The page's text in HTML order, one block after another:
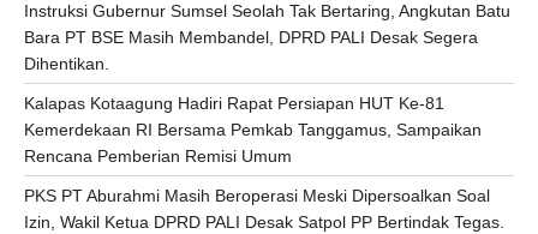
Instruksi Gubernur Sumsel Seolah Tak Bertaring, Angkutan Batu
Bara PT BSE Masih Membandel, DPRD PALI Desak Segera
Dihentikan.
Kalapas Kotaagung Hadiri Rapat Persiapan HUT Ke-81
Kemerdekaan RI Bersama Pemkab Tanggamus, Sampaikan
Rencana Pemberian Remisi Umum
PKS PT Aburahmi Masih Beroperasi Meski Dipersoalkan Soal
Izin, Wakil Ketua DPRD PALI Desak Satpol PP Bertindak Tegas.